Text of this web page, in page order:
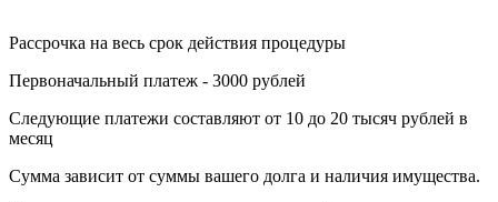
Рассрочка на весь срок действия процедуры
Первоначальный платеж - 3000 рублей
Следующие платежи составляют от 10 до 20 тысяч рублей в
месяц
Сумма зависит от суммы вашего долга и наличия имущества.